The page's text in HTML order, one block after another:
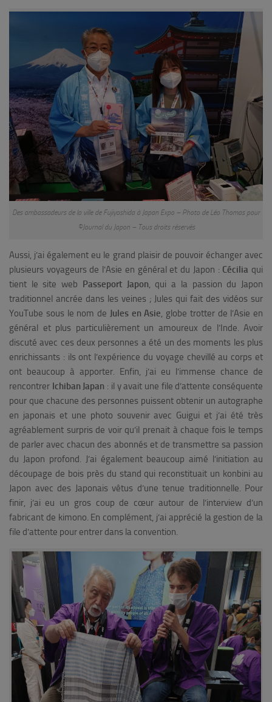
Des ambassadeurs de la ville de Fujiyoshida à Japan Expo – Photo de Léo Thomas pour
©Journal du Japon – Tous droits réservés
Aussi, j’ai également eu le grand plaisir de pouvoir échanger avec
plusieurs voyageurs de l’Asie en général et du Japon : Cécilia qui
tient le site web Passeport Japon, qui a la passion du Japon
traditionnel ancrée dans les veines ; Jules qui fait des vidéos sur
YouTube sous le nom de Jules en Asie, globe trotter de l’Asie en
général et plus particulièrement un amoureux de l’Inde. Avoir
discuté avec ces deux personnes a été un des moments les plus
enrichissants : ils ont l’expérience du voyage chevillé au corps et
ont beaucoup à apporter. Enfin, j’ai eu l’immense chance de
rencontrer Ichiban Japan : il y avait une file d’attente conséquente
pour que chacune des personnes puissent obtenir un autographe
en japonais et une photo souvenir avec Guigui et j’ai été très
agréablement surpris de voir qu’il prenait à chaque fois le temps
de parler avec chacun des abonnés et de transmettre sa passion
du Japon profond. J’ai également beaucoup aimé l’initiation au
découpage de bois près du stand qui reconstituait un konbini au
Japon avec des Japonais vêtus d’une tenue traditionnelle. Pour
finir, j’ai eu un gros coup de cœur autour de l’interview d’un
fabricant de kimono. En complément, j’ai apprécié la gestion de la
file d’attente pour entrer dans la convention.